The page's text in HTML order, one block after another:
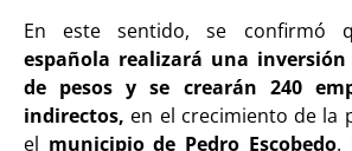
En este sentido, se confirmó
española realizará una
de pesos y se crearán 240
indirectos, en el crecimiento de la
el municipio de Pedro Escobedo.